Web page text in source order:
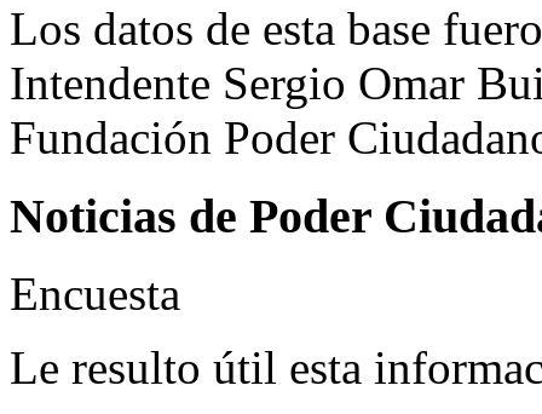
Los datos de esta base
Intendente Sergio Omar
Fundación Poder
Noticias de Poder
Encuesta
Le resulto útil esta